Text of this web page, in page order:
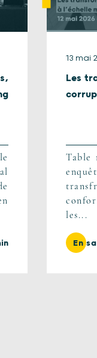
13 mai
Les
Table
les...
En